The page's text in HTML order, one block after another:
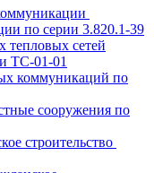
по серии 3.820.1-39
тепловых сетей
ТС-01-01
коммуникаций по
сооружения по
строительство